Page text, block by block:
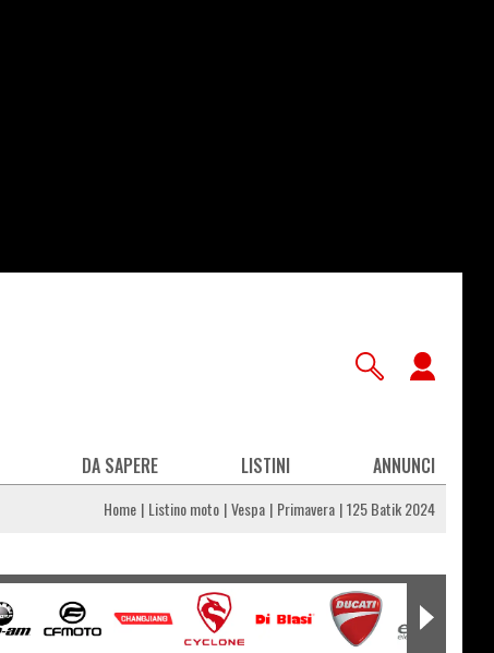
DA SAPERE LISTINI ANNUNCI
Home Listino moto Vespa Primavera 125 Batik 2024